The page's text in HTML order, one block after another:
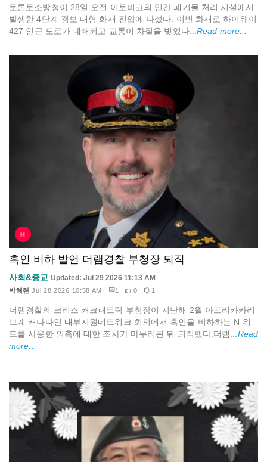
토론토소방청이 28일 오전 이토비코의 민간 폐기물 처리 시설에서
발생한 4단계 경보 대형 화재 진압에 나섰다. 이번 화재로 하이웨이
427 인근 도로가 폐쇄되고 교통이 차질을 빚었다... Read more...
H
흑인 비하 발언 더램경찰 부청장 퇴직
사회&종교 Updated: Jul 29 2026 11:13 AM
박해련 Jul 28 2026 10:58 AM 1 0 1
더램경찰의 크리스 커크패트릭 부청장이 지난해 2월 아프리카카리
브계 캐나다인 내부지원네트워크 회의에서 흑인을 비하하는 N-워
드를 사용한 의혹에 대한 조사가 마무리된 뒤 퇴직했다.더램... Read
more...